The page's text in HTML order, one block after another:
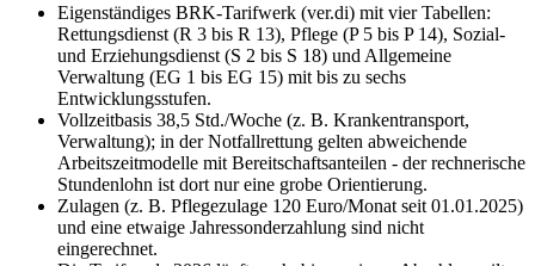
Eigenständiges BRK-Tarifwerk (ver.di) mit vier Tabellen:
Rettungsdienst (R 3 bis R 13), Pflege (P 5 bis P 14), Sozial-
und Erziehungsdienst (S 2 bis S 18) und Allgemeine
Verwaltung (EG 1 bis EG 15) mit bis zu sechs
Entwicklungsstufen.
Vollzeitbasis 38,5 Std./Woche (z. B. Krankentransport,
Verwaltung); in der Notfallrettung gelten abweichende
Arbeitszeitmodelle mit Bereitschaftsanteilen - der rechnerische
Stundenlohn ist dort nur eine grobe Orientierung.
Zulagen (z. B. Pflegezulage 120 Euro/Monat seit 01.01.2025)
und eine etwaige Jahressonderzahlung sind nicht
eingerechnet.